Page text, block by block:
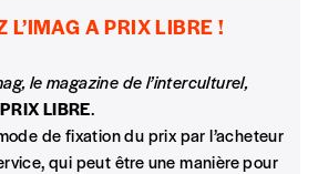
L’IMAG A PRIX LIBRE !
le magazine de l’interculturel,
PRIX LIBRE.
de fixation du prix par l’acheteur
qui peut être une manière pour